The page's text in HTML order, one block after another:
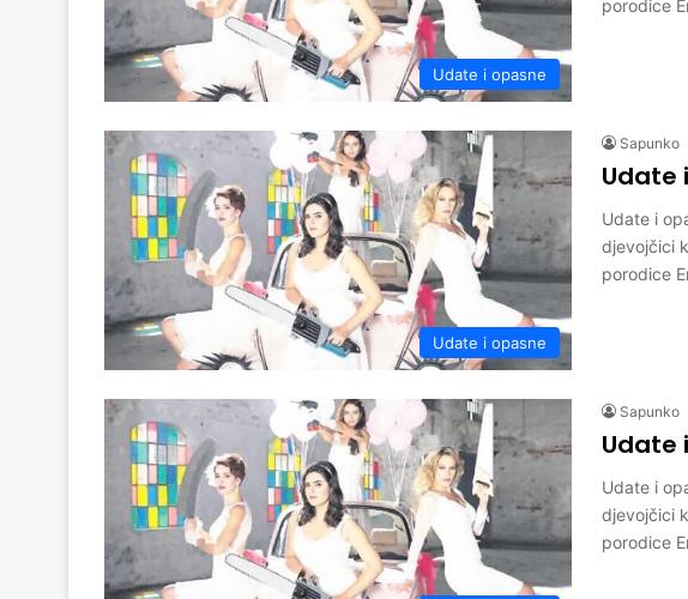
Udate i opasne
porodice
Udate i opasne
Sapunko
Udate
Udate i
djevojčici
porodice
Sapunko
Udate
Udate i
djevojčici
porodice